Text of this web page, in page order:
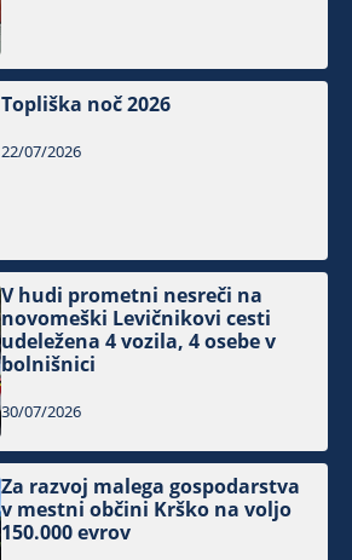
Topliška noč 2026
22/07/2026
V hudi prometni nesreči na
novomeški Levičnikovi cesti
udeležena 4 vozila, 4 osebe v
bolnišnici
30/07/2026
Za razvoj malega gospodarstva
v mestni občini Krško na voljo
150.000 evrov